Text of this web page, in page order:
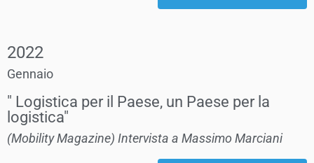
2022
Gennaio
" Logistica per il Paese, un Paese per la
logistica"
(Mobility Magazine) Intervista a Massimo Marciani